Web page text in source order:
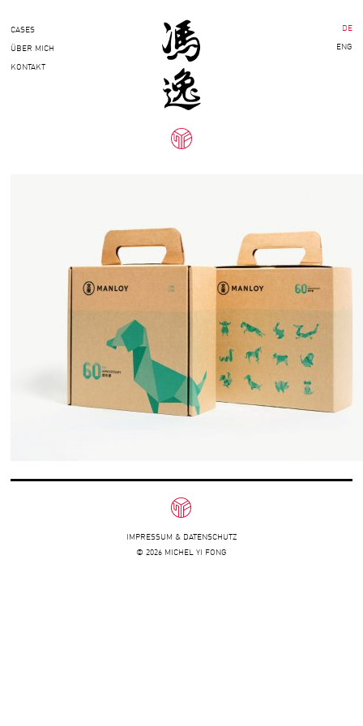
CASES
ÜBER MICH
KONTAKT
DE
ENG
IMPRESSUM & DATENSCHUTZ
© 2026 MICHEL YI FONG